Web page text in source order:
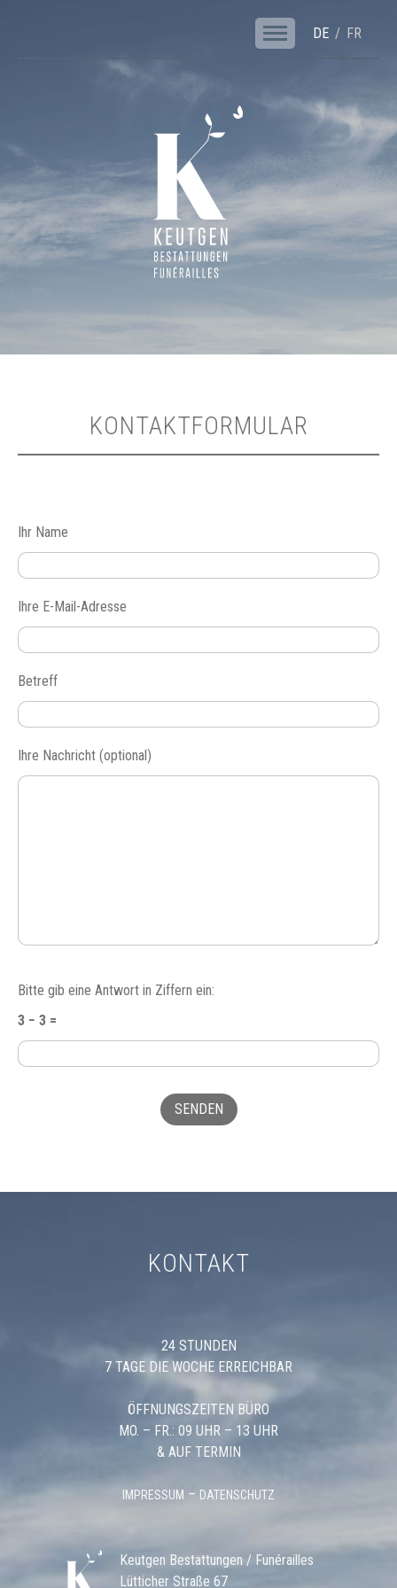
Keutgen | Bestattungen - Funérailles
DE FR
KONTAKTFORMULAR
Ihr Name
Ihre E-Mail-Adresse
Betreff
Ihre Nachricht (optional)
Bitte
dieses
Feld
leer.
Bitte gib eine Antwort in Ziffern ein:
3 − 3 =
KONTAKT
Keutgen Bestattungen / Funérailles
Lütticher Straße 67
24 STUNDEN
7 TAGE DIE WOCHE ERREICHBAR
ÖFFNUNGSZEITEN BÜRO
MO. – FR.: 09 UHR – 13 UHR
& AUF TERMIN
IMPRESSUM – DATENSCHUTZ